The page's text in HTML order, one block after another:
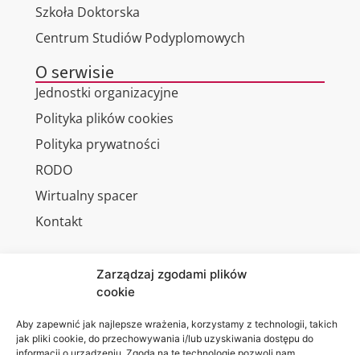
Zarządzaj zgodami plików
cookie
Aby zapewnić jak najlepsze wrażenia, korzystamy z technologii, takich
jak pliki cookie, do przechowywania i/lub uzyskiwania dostępu do
Szkoła Doktorska
Centrum Studiów Podyplomowych
O serwisie
Jednostki organizacyjne
Polityka plików cookies
Polityka prywatności
RODO
Wirtualny spacer
Kontakt
Akademia
WSEI